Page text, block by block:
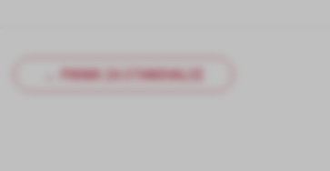
← PIKNIK ZA STANOVALCE